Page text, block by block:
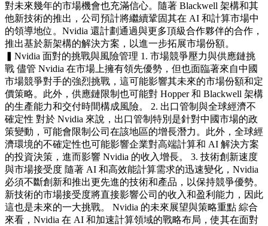
對未來幾年的市場機會也充滿信心。隨著 Blackwell 架構和其
他新技術的推出，公司預計將繼續鞏固其在 AI 和計算市場中
的領導地位。Nvidia 還計劃通過與更多頂級合作夥伴的合作，
推出基於新架構的解決方案，以進一步拓展市場份額。
▍Nvidia 面對的挑戰與風險管理 1. 市場競爭壓力與供應鏈挑
戰 儘管 Nvidia 在市場上擁有領先優勢，但也面臨著來自中國
市場競爭對手的強烈挑戰，這可能影響其未來的市場份額和定
價策略。此外，供應鏈限制也可能對 Hopper 和 Blackwell 架構
的生產能力和交付時間構成風險。 2. 出口管制與全球經濟不
確定性 對於 Nvidia 來說，出口管制特別是針對中國市場的政
策變動，可能會限制公司在該地區的增長潛力。此外，全球經
濟環境的不確定性也可能影響企業對高端計算和 AI 解決方案
的投資決策，進而影響 Nvidia 的收入增長。 3. 技術創新速度
與市場接受度 隨著 AI 和高效能計算需求的迅速變化，Nvidia
必須不斷創新和推出更先進的技術和產品，以保持競爭優勢。
新技術的市場接受度將直接影響公司的收入和盈利能力，因此
這也是未來的一大挑戰。 Nvidia 的未來展望與策略重點 綜合
來看，Nvidia 在 AI 和加速計算領域的戰略布局，使其在面對